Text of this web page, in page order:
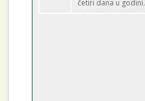
četiri dana u godini.